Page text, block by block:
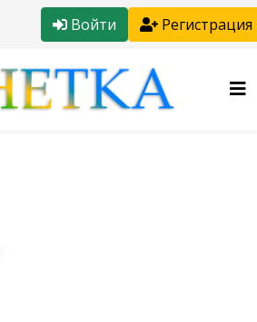
Войти Регистрация